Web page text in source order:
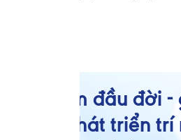
1. 3 năm đầu đời
vàng phát triển